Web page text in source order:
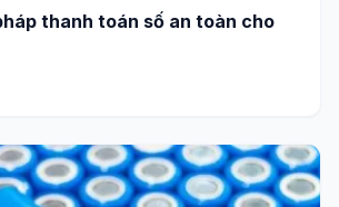
thanh toán số an toàn cho